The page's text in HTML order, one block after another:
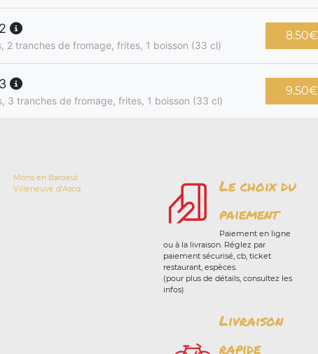
2 tranches de fromage, frites, 1 boisson (33 cl)
8.50€
3 tranches de fromage, frites, 1 boisson (33 cl)
9.50€
Mons en Baroeul
Villeneuve d'Ascq
Le choix du
paiement
Paiement en ligne
ou à la livraison. Réglez par
paiement sécurisé, cb, ticket
restaurant, espèces.
(pour plus de détails, consultez les
infos)
Livraison
rapide